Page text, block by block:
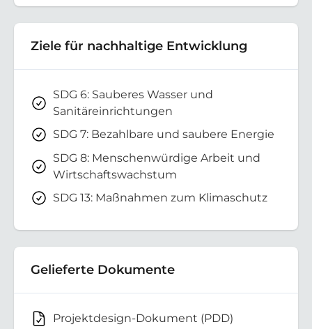
Ziele für nachhaltige Entwicklung
SDG 6: Sauberes Wasser und
Sanitäreinrichtungen
SDG 7: Bezahlbare und saubere Energie
SDG 8: Menschenwürdige Arbeit und
Wirtschaftswachstum
SDG 13: Maßnahmen zum Klimaschutz
Gelieferte Dokumente
Projektdesign-Dokument (PDD)